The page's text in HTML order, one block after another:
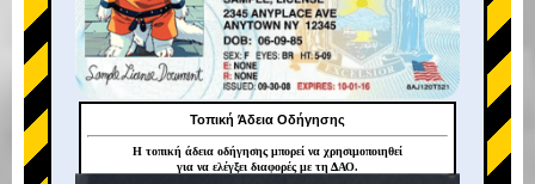
Τοπική Άδεια Οδήγησης
Η τοπική άδεια οδήγησης μπορεί να χρησιμοποιηθεί
για να ελέγξει διαφορές με τη ΔΑΟ.